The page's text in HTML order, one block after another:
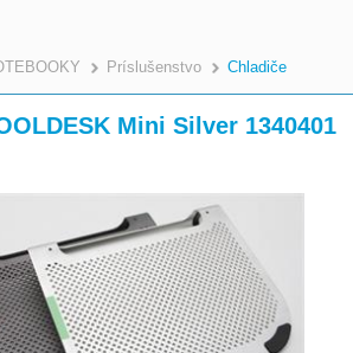
>
Príslušenstvo Chladiče
Mini Silver 1340401